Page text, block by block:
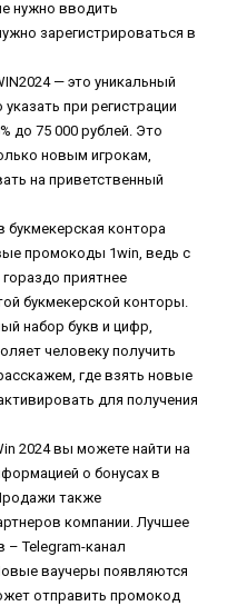
нужно вводить
зарегистрироваться в
— это уникальный
при регистрации
до 75 000 рублей. Это
новым игрокам,
на приветственный
букмекерская контора
промокоды 1win, ведь с
приятнее
букмекерской конторы.
набор букв и цифр,
человеку получить
где взять новые
для получения
2024 вы можете найти на
о бонусах в
также
компании. Лучшее
– Telegram-канал
ваучеры появляются
отправить промокод